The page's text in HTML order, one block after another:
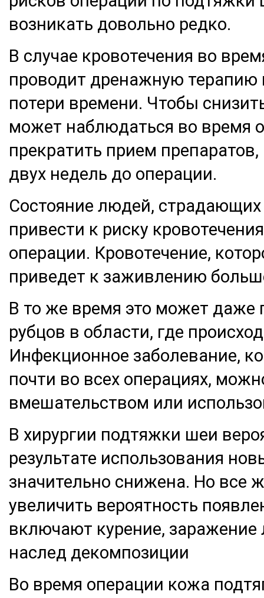
возникать довольно редко.
В случае кровотечения во
проводит дренажную терапию
потери времени. Чтобы
может наблюдаться во время
прекратить прием
двух недель до операции.
Состояние людей,
привести к риску
операции. Кровотечение,
приведет к заживлению
В то же время это может даже
рубцов в области, где
Инфекционное заболевание,
почти во всех операциях,
вмешательством или
В хирургии подтяжки шеи
результате использования
значительно снижена. Но все
увеличить вероятность
включают курение,
наслед декомпозиции
Во время операции кожа